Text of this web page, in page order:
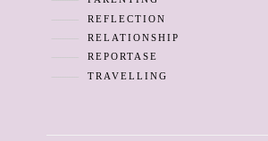
REFLECTION
RELATIONSHIP
REPORTASE
TRAVELLING